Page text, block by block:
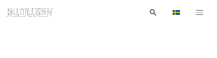
navigationen
innehållet
Languages
efter:
Sök